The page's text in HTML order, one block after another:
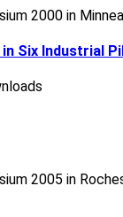
2000 in
Six Industrial
2005 in